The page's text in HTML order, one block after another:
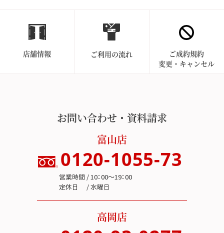
店舗情報 ご利用の流れ
ご成約規約
変更・キャンセル
お問い合わせ・資料請求
富山店
0120-1055-73
営業時間 / 10：00～19：00
定休日 / 水曜日
高岡店